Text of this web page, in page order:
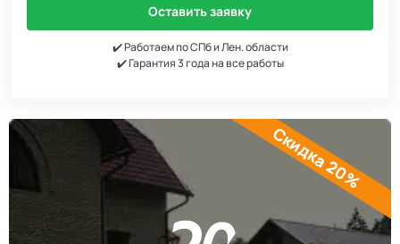
Оставить заявку
✔️ Работаем по СПб и Лен. области
✔️ Гарантия 3 года на все работы
Скидка 20%